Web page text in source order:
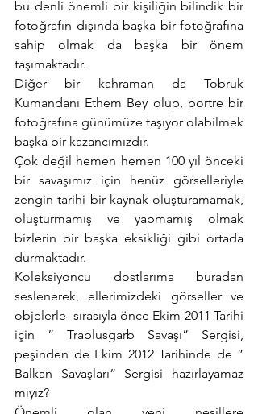
bu denli önemli bir kişiliğin bilindik bir
fotoğrafın dışında başka bir fotoğrafına
sahip olmak da başka bir önem
taşımaktadır.
Diğer bir kahraman da Tobruk
Kumandanı Ethem Bey olup, portre bir
fotoğrafına günümüze taşıyor olabilmek
başka bir kazancımızdır.
Çok değil hemen hemen 100 yıl önceki
bir savaşımız için henüz görselleriyle
zengin tarihi bir kaynak oluşturamamak,
oluşturmamış ve yapmamış olmak
bizlerin bir başka eksikliği gibi ortada
durmaktadır.
Koleksiyoncu dostlarıma buradan
seslenerek, ellerimizdeki görseller ve
objelerle  sırasıyla önce Ekim 2011 Tarihi
için ” Trablusgarb Savaşı” Sergisi,
peşinden de Ekim 2012 Tarihinde de ”
Balkan Savaşları” Sergisi hazırlayamaz
mıyız?